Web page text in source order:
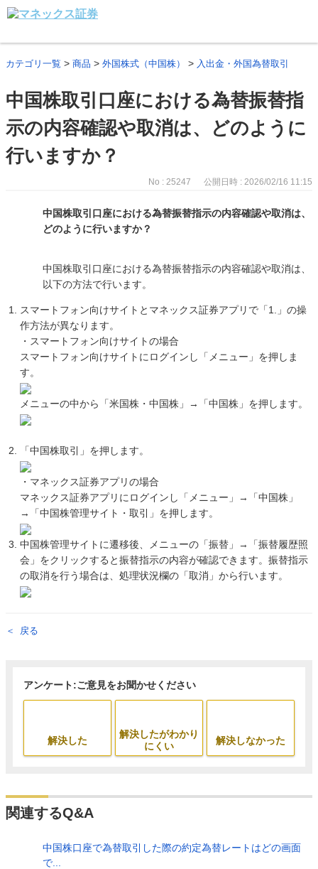
カテゴリ一覧 > 商品 > 外国株式（中国株） > 入出金・外国為替取引
中国株取引口座における為替振替指
示の内容確認や取消は、どのように
行いますか？
No : 25247 公開日時 : 2026/02/16 11:15
中国株取引口座における為替振替指示の内容確認や取消は、
どのように行いますか？
中国株取引口座における為替振替指示の内容確認や取消は、
以下の方法で行います。
スマートフォン向けサイトとマネックス証券アプリで「1.」の操
作方法が異なります。
・スマートフォン向けサイトの場合
スマートフォン向けサイトにログインし「メニュー」を押しま
す。
メニューの中から「米国株・中国株」→「中国株」を押します。
「中国株取引」を押します。
・マネックス証券アプリの場合
マネックス証券アプリにログインし「メニュー」→「中国株」
→「中国株管理サイト・取引」を押します。
中国株管理サイトに遷移後、メニューの「振替」→「振替履歴照
会」をクリックすると振替指示の内容が確認できます。振替指示
の取消を行う場合は、処理状況欄の「取消」から行います。
戻る
アンケート:ご意見をお聞かせください
解決した
解決したがわかり
にくい
解決しなかった
関連するQ&A
中国株口座で為替取引した際の約定為替レートはどの画面
で...